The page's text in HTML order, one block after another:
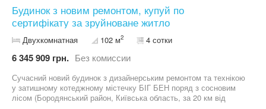
Будинок з новим ремонтом, купуй по
сертифікату за зруйноване житло
Двухкомнатная 102 м2 4 сотки
6 345 909 грн. Без комиссии
Сучасний новий будинок з дизайнерським ремонтом та технікою
у затишному котеджному містечку БІГ БЕН поряд з сосновим
лісом (Бородянський район, Київська область, за 20 км від